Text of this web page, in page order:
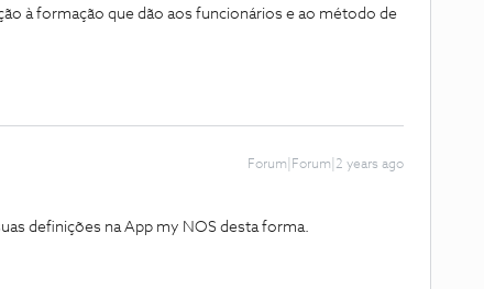
à formação que dão aos funcionários e ao método de
Forum|Forum|2 years ago
definições na App my NOS desta forma.